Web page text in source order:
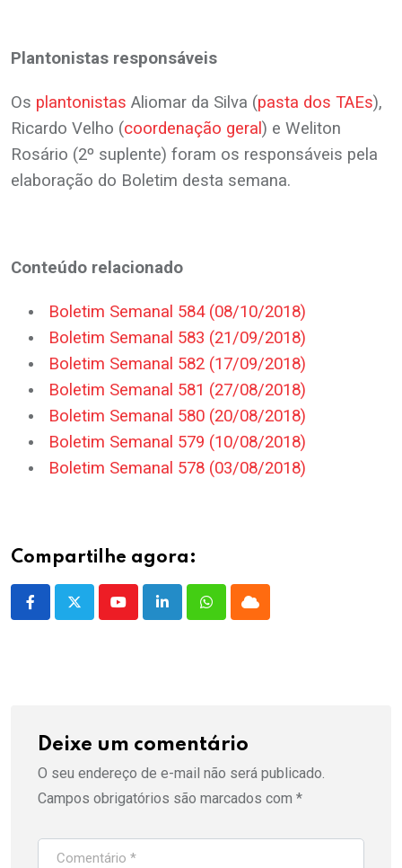
Plantonistas responsáveis
Os plantonistas Aliomar da Silva (pasta dos TAEs),
Ricardo Velho (coordenação geral ) e Weliton
Rosário (2º suplente) foram os responsáveis pela
elaboração do Boletim desta semana.
Conteúdo relacionado
Boletim Semanal 584 (08/10/2018)
Boletim Semanal 583 (21/09/2018)
Boletim Semanal 582 (17/09/2018)
Boletim Semanal 581 (27/08/2018)
Boletim Semanal 580 (20/08/2018)
Boletim Semanal 579 (10/08/2018)
Boletim Semanal 578 (03/08/2018)
Compartilhe agora:
YoutubeLinkedInWhatsappCloud
Deixe um comentário
O seu endereço de e-mail não será publicado.
Campos obrigatórios são marcados com *